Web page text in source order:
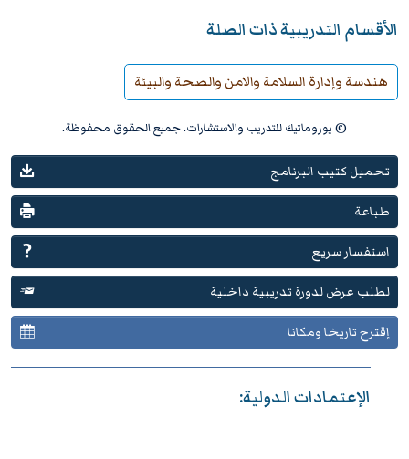
الأقسام التدريبية ذات الصلة
هندسة وإدارة السلامة والامن والصحة والبيئة
© يوروماتيك للتدريب والاستشارات. جميع الحقوق محفوظة.
تحميل كتيب البرنامج
طباعة
استفسار سريع
لطلب عرض لدورة تدريبية داخلية
إقترح تاريخا ومكانا
الإعتمادات الدولية: